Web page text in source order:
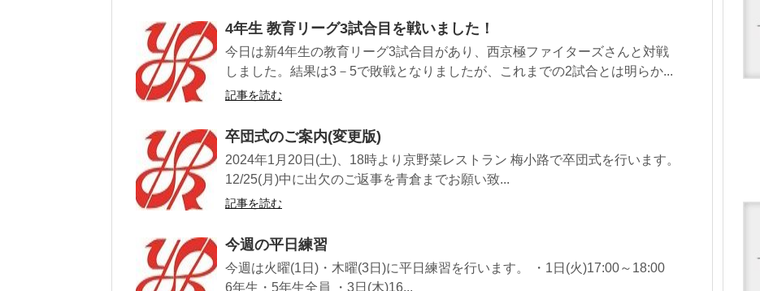
4年生 教育リーグ3試合目を戦いました！
今日は新4年生の教育リーグ3試合目があり、西京極ファイターズさんと対戦
しました。結果は3－5で敗戦となりましたが、これまでの2試合とは明らか...
記事を読む
卒団式のご案内(変更版)
2024年1月20日(土)、18時より京野菜レストラン 梅小路で卒団式を行います。
12/25(月)中に出欠のご返事を青倉までお願い致...
記事を読む
今週の平日練習
今週は火曜(1日)・木曜(3日)に平日練習を行います。 ・1日(火)17:00～18:00
6年生・5年生全員 ・3日(木)16...